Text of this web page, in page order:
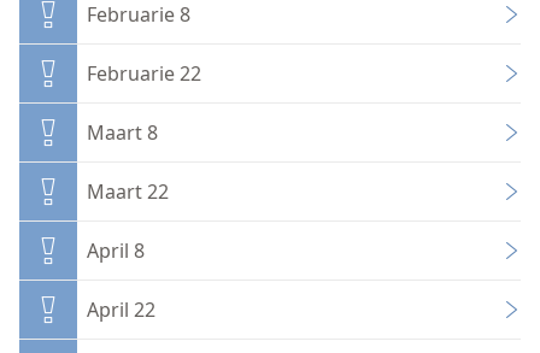
Februarie 8
Februarie 22
Maart 8
Maart 22
April 8
April 22